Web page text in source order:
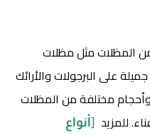
المظلات مثل مظلات
على البرجولات والأرائك
مختلفة من المظلات
للمزيد [أنواع